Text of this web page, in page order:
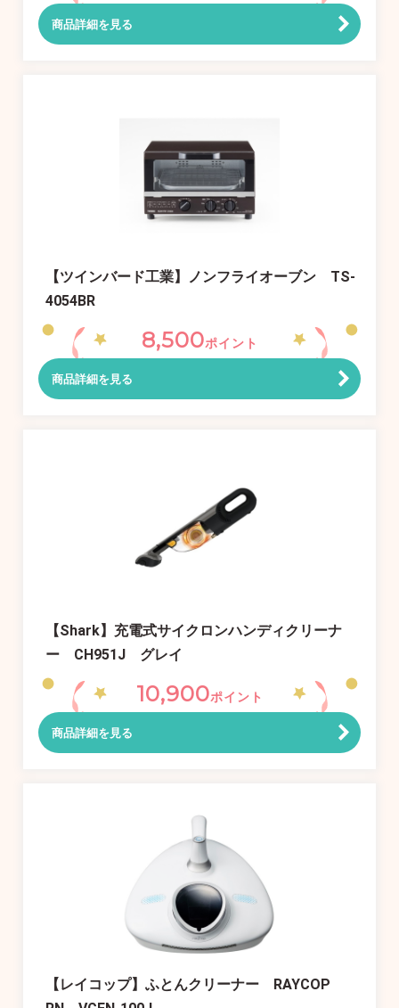
商品詳細を見る
【ツインバード工業】ノンフライオーブン TS-
4054BR
8,500ポイント
商品詳細を見る
【Shark】充電式サイクロンハンディクリーナ
ー CH951J グレイ
10,900ポイント
商品詳細を見る
【レイコップ】ふとんクリーナー RAYCOP